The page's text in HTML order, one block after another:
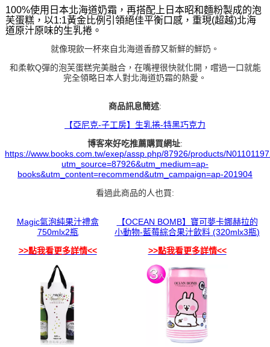
100%使用日本北海道奶霜，再搭配上日本昭和麵粉製成的泡
芙蛋糕，以1:1黃金比例引領絕佳平衡口感，重現(超越)北海
道原汁原味的生乳捲。
就像現飲一杯來自北海道香醇又新鮮的鮮奶。
和柔軟Q彈的泡芙蛋糕完美融合，在嘴裡很快就化開，嚐過一口就能
完全領略日本人對北海道奶霜的熱愛。
商品訊息簡述:
【亞尼克-子工房】生乳捲-特黑巧克力
博客來好吃推薦購買網址:
https://www.books.com.tw/exep/assp.php/87926/products/
utm_source=87926&utm_medium=ap-
books&utm_content=recommend&utm_campaign=ap-201904
看過此商品的人也買:
Magic氣泡純果汁禮盒
750mlx2瓶
>>點我看更多詳情<<
【OCEAN BOMB】寶可夢卡娜赫拉的
小動物-藍莓綜合果汁飲料 (320mlx3瓶)
>>點我看更多詳情<<